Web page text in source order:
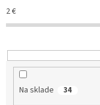
r
o
u
k
2€
Na sklade 34